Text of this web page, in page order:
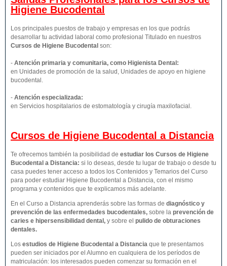
Higiene Bucodental
Los principales puestos de trabajo y empresas en los que podrás
desarrollar tu actividad laboral como profesional Titulado en nuestros
Cursos de Higiene Bucodental son:
- Atención primaria y comunitaria, como Higienista Dental:
en Unidades de promoción de la salud, Unidades de apoyo en higiene
bucodental.
- Atención especializada:
en Servicios hospitalarios de estomatología y cirugía maxilofacial.
Cursos de Higiene Bucodental a Distancia
Te ofrecemos también la posibilidad de estudiar los Cursos de Higiene
Bucodental a Distancia: si lo deseas, desde tu lugar de trabajo o desde tu
casa puedes tener acceso a todos los Contenidos y Temarios del Curso
para poder estudiar Higiene Bucodental a Distancia, con el mismo
programa y contenidos que te explicamos más adelante.
En el Curso a Distancia aprenderás sobre las formas de diagnóstico y
prevención de las enfermedades bucodentales, sobre la prevención de
caries e hipersensibilidad dental, y sobre el pulido de obturaciones
dentales.
Los estudios de Higiene Bucodental a Distancia que te presentamos
pueden ser iniciados por el Alumno en cualquiera de los períodos de
matriculación: los interesados pueden comenzar su formación en el